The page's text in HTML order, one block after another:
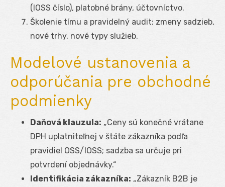
(IOSS číslo), platobné brány, účtovníctvo.
Školenie tímu a pravidelný audit: zmeny sadzieb,
nové trhy, nové typy služieb.
Modelové ustanovenia a
odporúčania pre obchodné
podmienky
Daňová klauzula: „Ceny sú konečné vrátane
DPH uplatniteľnej v štáte zákazníka podľa
pravidiel OSS/IOSS; sadzba sa určuje pri
potvrdení objednávky.“
Identifikácia zákazníka: „Zákazník B2B je